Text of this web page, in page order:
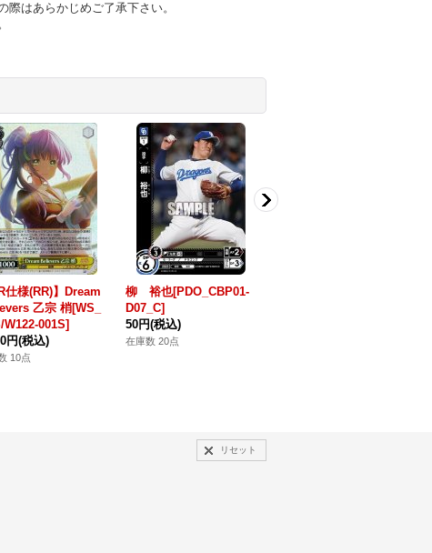
はあらかじめご了承下さい。
仕様(RR)】Dream
乙宗 梢[WS_
W122-001S]
円(税込)
10点
柳 裕也[PDO_CBP01-
D07_C]
50円(税込)
在庫数 20点
リセット